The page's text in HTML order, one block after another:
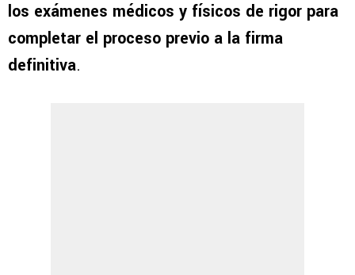
los exámenes médicos y físicos de rigor para
completar el proceso previo a la firma
definitiva.